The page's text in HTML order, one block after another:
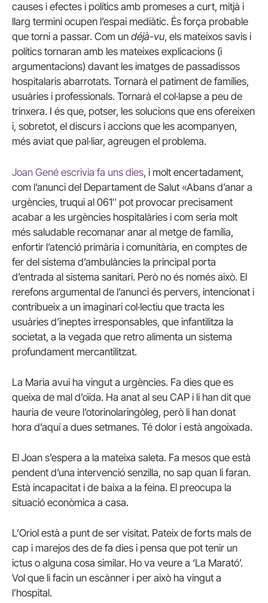
causes i efectes i polítics amb promeses a curt, mitjà i
llarg termini ocupen l’espai mediàtic. És força probable
que torni a passar. Com un déjà-vu, els mateixos savis i
polítics tornaran amb les mateixes explicacions (i
argumentacions) davant les imatges de passadissos
hospitalaris abarrotats. Tornarà el patiment de famílies,
usuàries i professionals. Tornarà el col·lapse a peu de
trinxera. I és que, potser, les solucions que ens ofereixen
i, sobretot, el discurs i accions que les acompanyen,
més aviat que pal·liar, agreugen el problema.
Joan Gené escrivia fa uns dies, i molt encertadament,
com l’anunci del Departament de Salut «Abans d’anar a
urgències, truqui al 061″ pot provocar precisament
acabar a les urgències hospitalàries i com seria molt
més saludable recomanar anar al metge de família,
enfortir l’atenció primària i comunitària, en comptes de
fer del sistema d’ambulàncies la principal porta
d’entrada al sistema sanitari. Però no és només això. El
rerefons argumental de l’anunci és pervers, intencionat i
contribueix a un imaginari col·lectiu que tracta les
usuàries d’ineptes irresponsables, que infantilitza la
societat, a la vegada que retro alimenta un sistema
profundament mercantilitzat.
La Maria avui ha vingut a urgències. Fa dies que es
queixa de mal d’oïda. Ha anat al seu CAP i li han dit que
hauria de veure l’otorinolaringòleg, però li han donat
hora d’aquí a dues setmanes. Té dolor i està angoixada.
El Joan s’espera a la mateixa saleta. Fa mesos que està
pendent d’una intervenció senzilla, no sap quan li faran.
Està incapacitat i de baixa a la feina. El preocupa la
situació econòmica a casa.
L’Oriol està a punt de ser visitat. Pateix de forts mals de
cap i marejos des de fa dies i pensa que pot tenir un
ictus o alguna cosa similar. Ho va veure a ‘La Marató’.
Vol que li facin un escànner i per això ha vingut a
l’hospital.